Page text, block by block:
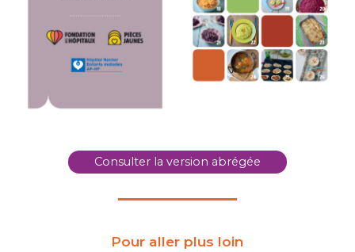
Consulter la version abrégée
Pour aller plus loin